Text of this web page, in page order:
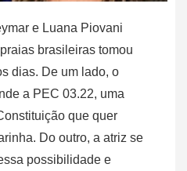
e Luana Piovani
brasileiras tomou
dias. De um lado, o
a PEC 03.22, uma
que quer
Do outro, a atriz se
possibilidade e